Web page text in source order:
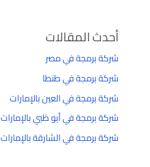
أحدث المقالات
شركة برمجة في مصر
شركة برمجة في طنطا
شركة برمجة في العين بالإمارات
شركة برمجة في أبو ظبي بالإمارات
شركة برمجة في الشارقة بالإمارات